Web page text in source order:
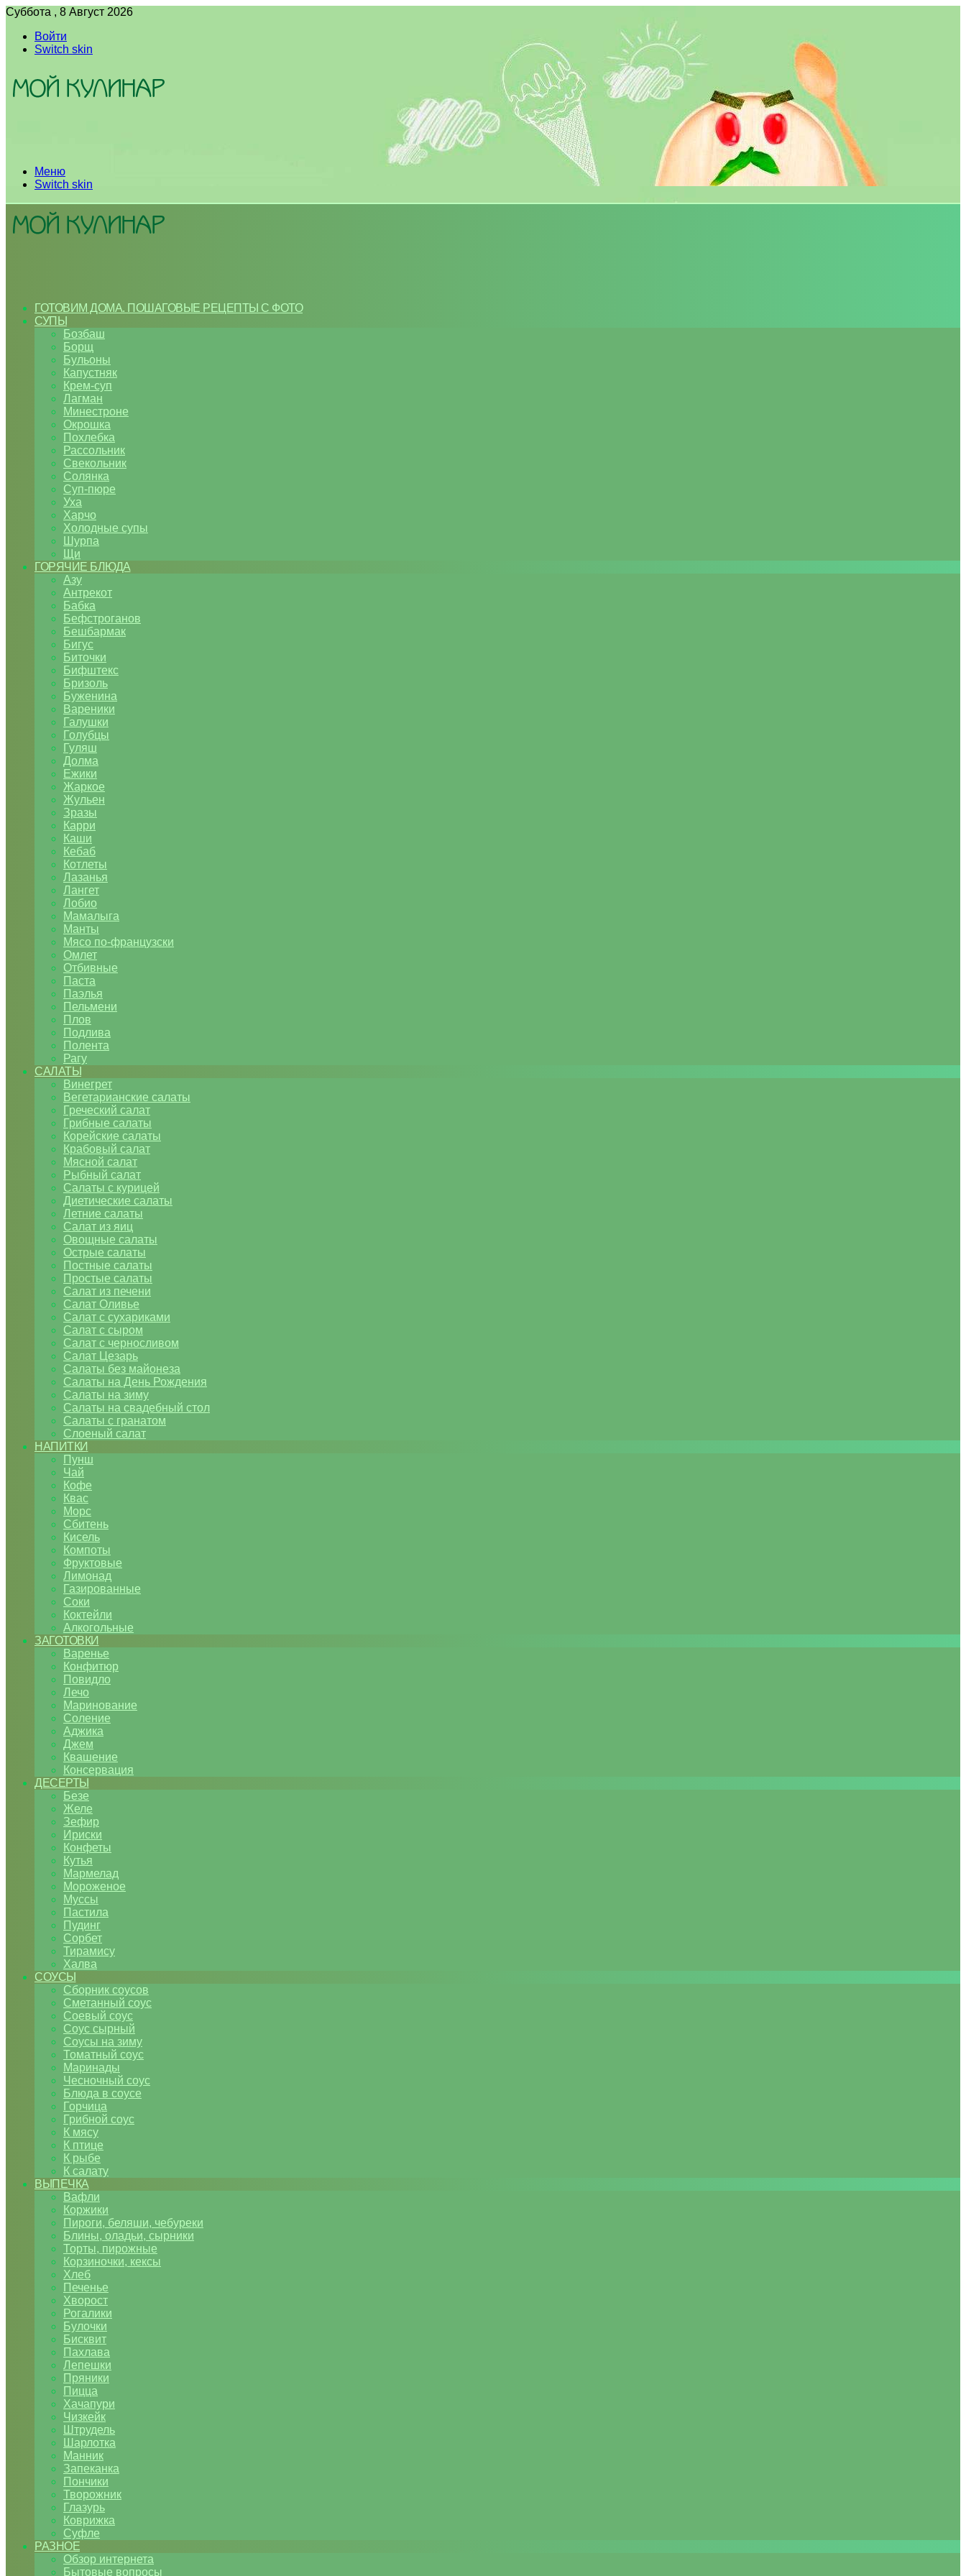
Суббота , 8 Август 2026
Войти
Switch skin
Меню
Switch skin
ГОТОВИМ ДОМА. ПОШАГОВЫЕ РЕЦЕПТЫ С ФОТО
СУПЫ
Бозбаш
Борщ
Бульоны
Капустняк
Крем-суп
Лагман
Минестроне
Окрошка
Похлебка
Рассольник
Свекольник
Солянка
Суп-пюре
Уха
Харчо
Холодные супы
Шурпа
Щи
ГОРЯЧИЕ БЛЮДА
Азу
Антрекот
Бабка
Бефстроганов
Бешбармак
Бигус
Биточки
Бифштекс
Бризоль
Буженина
Вареники
Галушки
Голубцы
Гуляш
Долма
Ежики
Жаркое
Жульен
Зразы
Карри
Каши
Кебаб
Котлеты
Лазанья
Лангет
Лобио
Мамалыга
Манты
Мясо по-французски
Омлет
Отбивные
Паста
Паэлья
Пельмени
Плов
Подлива
Полента
Рагу
САЛАТЫ
Винегрет
Вегетарианские салаты
Греческий салат
Грибные салаты
Корейские салаты
Крабовый салат
Мясной салат
Рыбный салат
Салаты с курицей
Диетические салаты
Летние салаты
Салат из яиц
Овощные салаты
Острые салаты
Постные салаты
Простые салаты
Салат из печени
Салат Оливье
Салат с сухариками
Салат с сыром
Салат с черносливом
Салат Цезарь
Салаты без майонеза
Салаты на День Рождения
Салаты на зиму
Салаты на свадебный стол
Салаты с гранатом
Слоеный салат
НАПИТКИ
Пунш
Чай
Кофе
Квас
Морс
Сбитень
Кисель
Компоты
Фруктовые
Лимонад
Газированные
Соки
Коктейли
Алкогольные
ЗАГОТОВКИ
Варенье
Конфитюр
Повидло
Лечо
Маринование
Соление
Аджика
Джем
Квашение
Консервация
ДЕСЕРТЫ
Безе
Желе
Зефир
Ириски
Конфеты
Кутья
Мармелад
Мороженое
Муссы
Пастила
Пудинг
Сорбет
Тирамису
Халва
СОУСЫ
Сборник соусов
Сметанный соус
Соевый соус
Соус сырный
Соусы на зиму
Томатный соус
Маринады
Чесночный соус
Блюда в соусе
Горчица
Грибной соус
К мясу
К птице
К рыбе
К салату
ВЫПЕЧКА
Вафли
Коржики
Пироги, беляши, чебуреки
Блины, оладьи, сырники
Торты, пирожные
Корзиночки, кексы
Хлеб
Печенье
Хворост
Рогалики
Булочки
Бисквит
Пахлава
Лепешки
Пряники
Пицца
Хачапури
Чизкейк
Штрудель
Шарлотка
Манник
Запеканка
Пончики
Творожник
Глазурь
Коврижка
Суфле
РАЗНОЕ
Обзор интернета
Бытовые вопросы